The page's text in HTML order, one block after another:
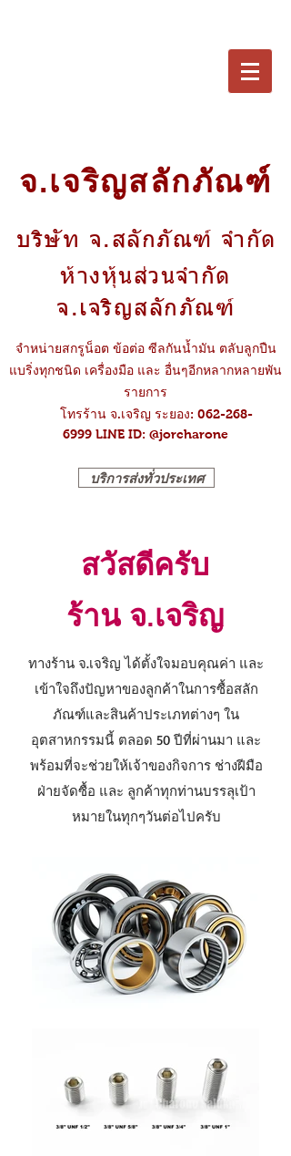
จ.เจริญสลักภัณฑ์
บริษัท จ.สลักภัณฑ์ จำกัด
ห้างหุ้นส่วนจำกัด
จ.เจริญสลักภัณฑ์
จำหน่ายสกรูน็อต ข้อต่อ ซีลกันน้ำมัน ตลับลูกปืน
แบริ่งทุกชนิด เครื่องมือ และ อื่นๆอีกหลากหลายพัน
รายการ
โทรร้าน จ.เจริญ ระยอง: 062-268-
6999 LINE ID: @jorcharone
บริการส่งทั่วประเทศ
สวัสดีครับ
ร้าน จ.เจริญ
ทางร้าน จ.เจริญ ได้ตั้งใจมอบคุณค่า และ
เข้าใจถึงปัญหาของลูกค้าในการซื้อสลัก
ภัณฑ์และสินค้าประเภทต่างๆ ใน
อุตสาหกรรมนี้ ตลอด 50 ปีที่ผ่านมา และ
พร้อมที่จะช่วยให้เจ้าของกิจการ ช่างฝีมือ
ฝ่ายจัดซื้อ และ ลูกค้าทุกท่านบรรลุเป้า
หมายในทุกๆวันต่อไปครับ